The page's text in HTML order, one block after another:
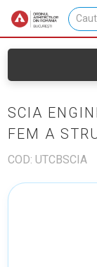
SCIA
FEM A
COD: UTCBSCIA